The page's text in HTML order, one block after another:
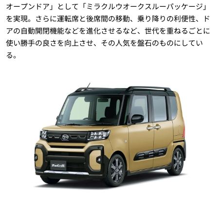
オープンドア」として「ミラクルウオークスルーパッケージ」
を実現。さらに運転席と後席間の移動、乗り降りの利便性、ド
アの自動開閉機能などを進化させるなど、世代を重ねるごとに
使い勝手の良さを向上させ、その人気を盤石のものにしてい
る。